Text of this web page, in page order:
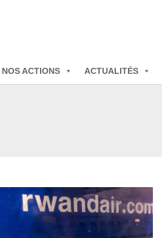
NOS ACTIONS ACTUALITÉS